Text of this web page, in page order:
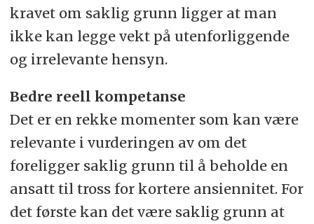
kravet om saklig grunn ligger at man
ikke kan legge vekt på utenforliggende
og irrelevante hensyn.
Bedre reell kompetanse
Det er en rekke momenter som kan være
relevante i vurderingen av om det
foreligger saklig grunn til å beholde en
ansatt til tross for kortere ansiennitet. For
det første kan det være saklig grunn at